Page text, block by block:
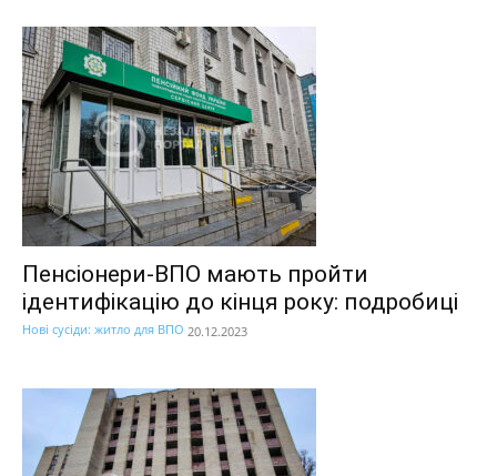
Пенсіонери-ВПО мають пройти
ідентифікацію до кінця року: подробиці
Нові сусіди: житло для ВПО 20.12.2023